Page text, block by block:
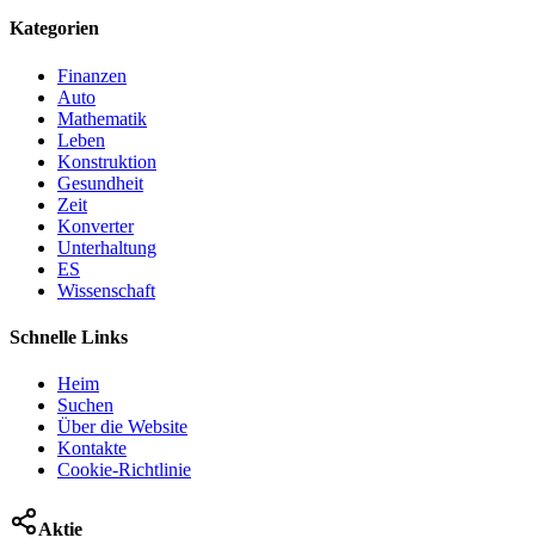
Kategorien
Finanzen
Auto
Mathematik
Leben
Konstruktion
Gesundheit
Zeit
Konverter
Unterhaltung
ES
Wissenschaft
Schnelle Links
Heim
Suchen
Über die Website
Kontakte
Cookie-Richtlinie
Aktie